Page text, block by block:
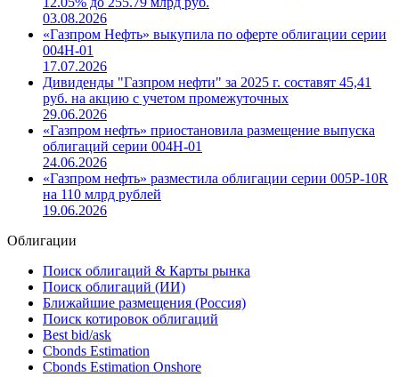
Выручка Газпром Нефть в 1 полугодии 2026 г. по РСБУ
увеличилась на 5.07% и составила 1497.65 млрд руб.
Чистая прибыль в 1 полугодии 2026 г. выросла на
12.05% до 255.79 млрд руб.
03.08.2026
«Газпром Нефть» выкупила по оферте облигации серии
004Н-01
17.07.2026
Дивиденды "Газпром нефти" за 2025 г. составят 45,41
руб. на акцию с учетом промежуточных
29.06.2026
«Газпром нефть» приостановила размещение выпуска
облигаций серии 004Н-01
«Газпром нефть» разместила облигации серии 005Р-10R
19.06.2026
Облигации
Поиск облигаций & Карты рынка
Поиск облигаций (ИИ)
Ближайшие размещения (Россия)